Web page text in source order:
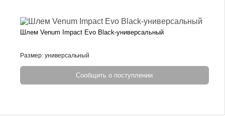
Шлем Venum Impact Evo Black-универсальный
Размер: универсальный
Сообщить о поступлении